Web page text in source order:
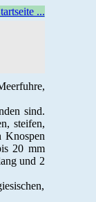
...
sind.
steifen,
Knospen
20 mm
und 2